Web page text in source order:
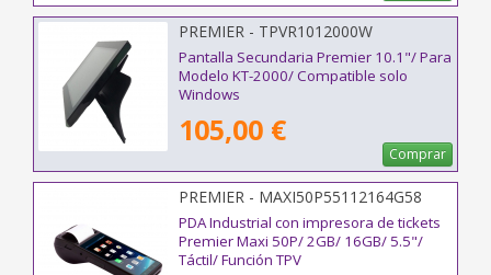
PREMIER - TPVR1012000W
Pantalla Secundaria Premier 10.1"/ Para
Modelo KT-2000/ Compatible solo
Windows
105,00 €
Comprar
PREMIER - MAXI50P55112164G58
PDA Industrial con impresora de tickets
Premier Maxi 50P/ 2GB/ 16GB/ 5.5"/
Táctil/ Función TPV